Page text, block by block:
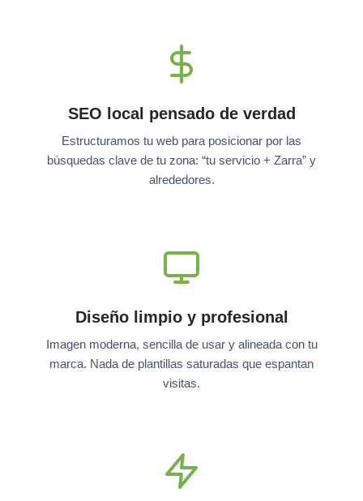
SEO local pensado de verdad
Estructuramos tu web para posicionar por las
búsquedas clave de tu zona: “tu servicio + Zarra” y
alrededores.
Diseño limpio y profesional
Imagen moderna, sencilla de usar y alineada con tu
marca. Nada de plantillas saturadas que espantan
visitas.